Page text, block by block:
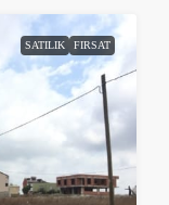
SATILIK FIRSAT